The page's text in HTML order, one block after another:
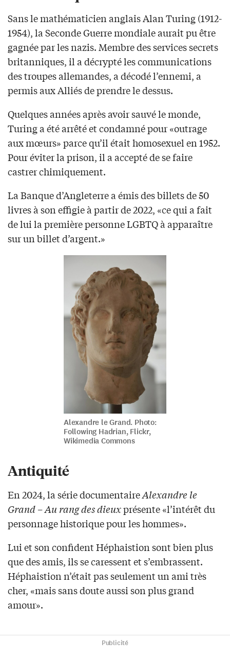
Sans le mathématicien anglais Alan Turing (1912-
1954), la Seconde Guerre mondiale aurait pu être
gagnée par les nazis. Membre des services secrets
britanniques, il a décrypté les communications
des troupes allemandes, a décodé l’ennemi, a
permis aux Alliés de prendre le dessus.
Quelques années après avoir sauvé le monde,
Turing a été arrêté et condamné pour «outrage
aux mœurs» parce qu’il était homosexuel en 1952.
Pour éviter la prison, il a accepté de se faire
castrer chimiquement.
La Banque d’Angleterre a émis des billets de 50
livres à son effigie à partir de 2022, «ce qui a fait
de lui la première personne LGBTQ à apparaître
sur un billet d’argent.»
Alexandre le Grand. Photo:
Following Hadrian, Flickr,
Wikimedia Commons
Antiquité
En 2024, la série documentaireAlexandre le
Grand – Au rang des dieuxprésente «l’intérêt du
personnage historique pour les hommes».
Lui et son confident Héphaistion sont bien plus
que des amis, ils se caressent et s’embrassent.
Héphaistion n’était pas seulement un ami très
cher, «mais sans doute aussi son plus grand
amour».
Publicité